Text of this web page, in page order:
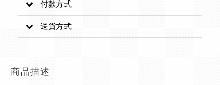
付款方式
送貨方式
商品描述